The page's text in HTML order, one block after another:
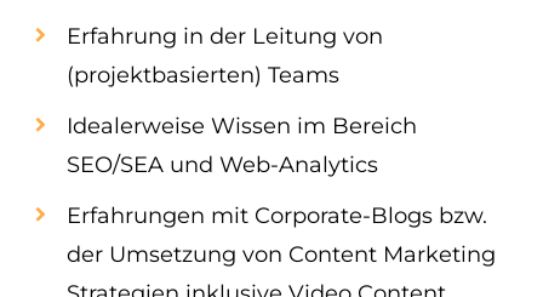
Erfahrung in der Leitung von
(projektbasierten) Teams
Idealerweise Wissen im Bereich
SEO/SEA und Web-Analytics
Erfahrungen mit Corporate-Blogs bzw.
der Umsetzung von Content Marketing